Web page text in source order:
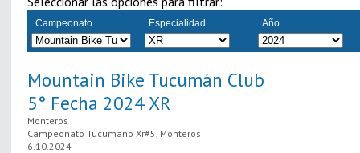
Campeonato Especialidad Año
Mountain Bike Tucumán Club
5° Fecha 2024 XR
Monteros
Campeonato Tucumano Xr#5, Monteros
6.10.2024